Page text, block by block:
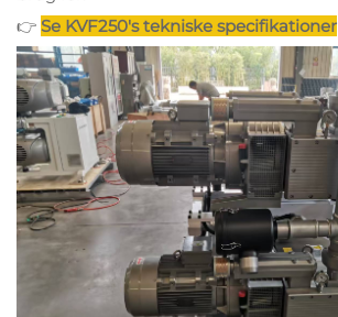
👉 Se KVF250's tekniske specifikationer